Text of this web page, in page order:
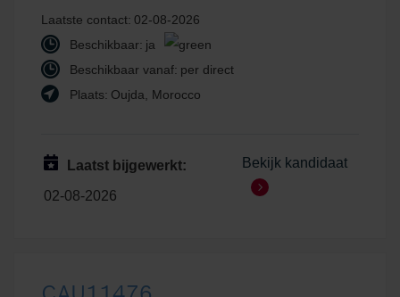
Laatste contact: 02-08-2026
Beschikbaar: ja
Beschikbaar vanaf: per direct
Plaats: Oujda, Morocco
Laatst bijgewerkt:
02-08-2026
Bekijk kandidaat